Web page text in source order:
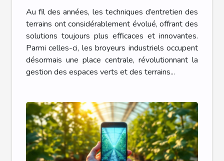
l'entretien des terrains ?
Au fil des années, les techniques d’entretien des
terrains ont considérablement évolué, offrant des
solutions toujours plus efficaces et innovantes.
Parmi celles-ci, les broyeurs industriels occupent
désormais une place centrale, révolutionnant la
gestion des espaces verts et des terrains...